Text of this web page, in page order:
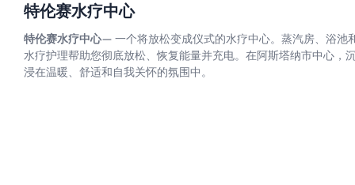
特伦赛水疗中心
特伦赛水疗中心— 一个将放松变成仪式的水疗中心。蒸汽房、浴池
水疗护理帮助您彻底放松、恢复能量并充电。在阿斯塔纳市中心，
浸在温暖、舒适和自我关怀的氛围中。